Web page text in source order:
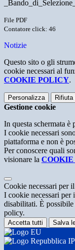
File PDF
Contatore click: 46
Notizie
Questo sito o gli
cookie necessari al
COOKIE POLICY.
Personalizza Rifiuta
Gestione cookie
In questa schermata è
I cookie necessari
piattaforma e non è
Per conoscere quali
visionare la
Cookie necessari per
I cookie necessari per
disabilitati. È
policy.
Accetta tutti Salva